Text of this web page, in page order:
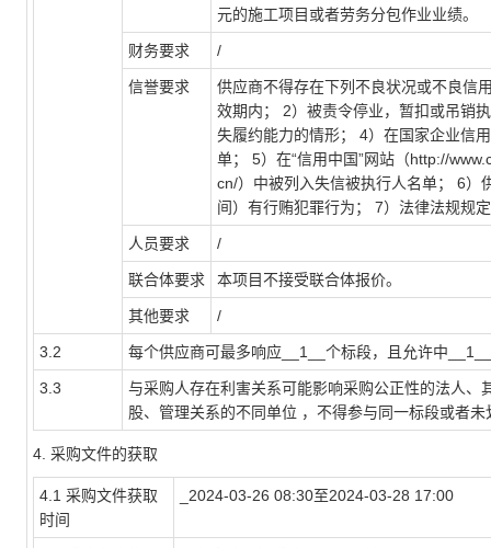
元的施工项目或者劳务分包作业业绩。
财务要求 /
信誉要求
供应商不得存在下列不良状况或不良信
效期内； 2）被责令停业，暂扣或吊销
失履约能力的情形； 4）在国家企业信
单； 5）在“信用中国”网站（http://
cn/）中被列入失信被执行人名单； 6）
间）有行贿犯罪行为； 7）法律法规规
人员要求 /
联合体要求 本项目不接受联合体报价。
其他要求 /
3.2 每个供应商可最多响应__1__个标段，且允许中
3.3
与采购人存在利害关系可能影响采购公正性的法人
股、管理关系的不同单位 ，不得参与同一标段或者
4. 采购文件的获取
4.1 采购文件获取
时间
_2024-03-26 08:30至2024-03-28 17:00